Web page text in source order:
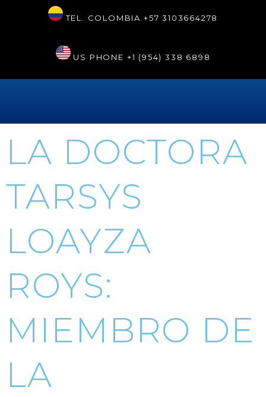
TEL. COLOMBIA +57 3103664278
US PHONE +1 (954) 338 6898
LA DOCTORA
TARSYS
LOAYZA
ROYS:
MIEMBRO DE
LA